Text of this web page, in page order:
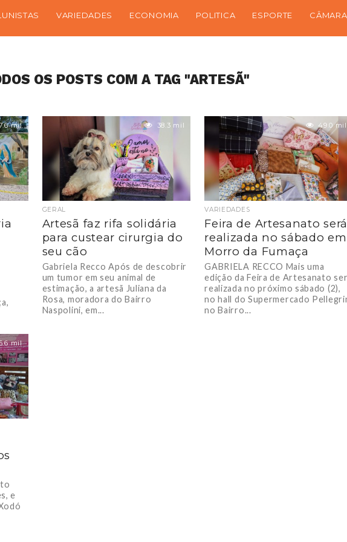
VARIEDADES ECONOMIA POLITICA ESPORTE
OS POSTS COM A TAG "ARTESÃ"
mil 38.3 mil
GERAL
Artesã faz rifa solidária
para custear cirurgia do
seu cão
Gabriela Recco Após de descobrir
um tumor em seu animal de
estimação, a artesã Juliana da
Rosa, moradora do Bairro
Naspolini, em...
49.0 mil
VARIEDADES
Feira de Artesanato será
realizada no sábado em
Morro da Fumaça
GABRIELA RECCO Mais uma
edição da Feira de Artesanato
realizada no próximo sábado (2),
no hall do Supermercado
no Bairro...
mil
e